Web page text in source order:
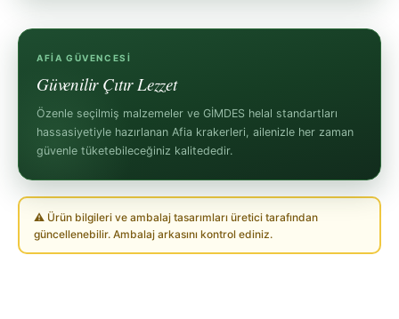
AFIA GÜVENCESI
Güvenilir Çıtır Lezzet
Özenle seçilmiş malzemeler ve GİMDES helal standartları
hassasiyetiyle hazırlanan Afia krakerleri, ailenizle her zaman
güvenle tüketebileceğiniz kalitededir.
⚠ Ürün bilgileri ve ambalaj tasarımları üretici tarafından
güncellenebilir. Ambalaj arkasını kontrol ediniz.